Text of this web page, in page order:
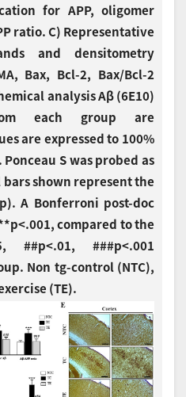
for APP, oligomer
ratio. C) Representative
and densitometry
Bax, Bcl-2, Bax/Bcl-2
analysis Aβ (6E10)
each group are
are expressed to 100%
S was probed as
shown represent the
A Bonferroni post-doc
compared to the
##p<.01, ###p<.001
Non tg-control (NTC),
(TE).